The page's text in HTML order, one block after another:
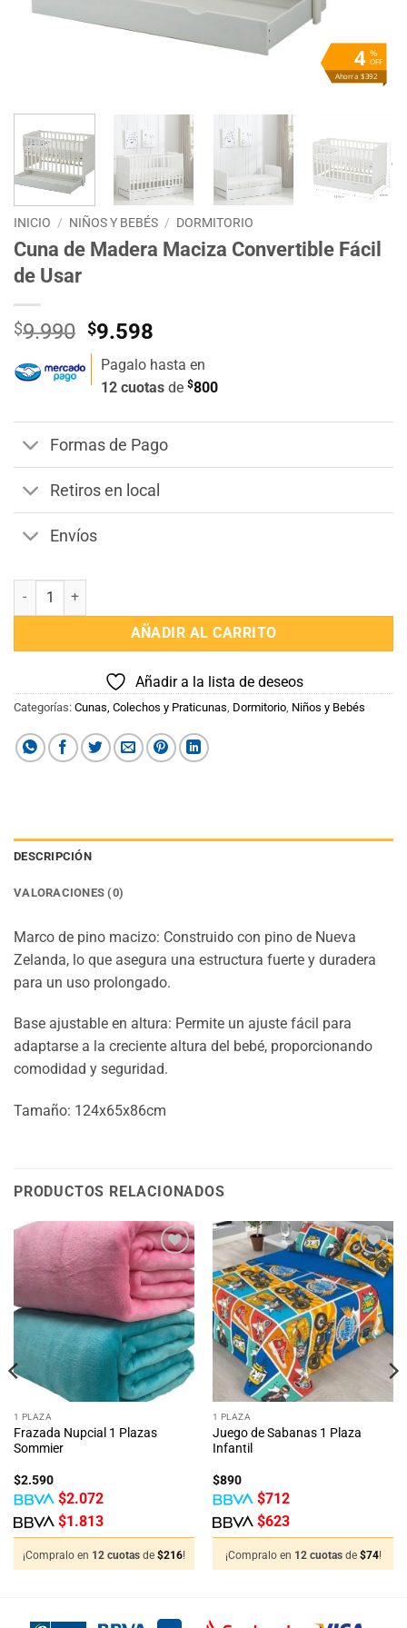
%
OFF
4
Ahorra $392
INICIO / NIÑOS Y BEBÉS / DORMITORIO
Cuna de Madera Maciza Convertible Fácil
de Usar
$9.990 El
precio
original
era:
$9.990.
$9.598
actual
es:
$9.598.
Pagalo hasta en
12 cuotas de $800
Formas de Pago
Retiros en local
Envíos
Cuna de Madera Maciza Convertible Fácil de Usar cantidad
AÑADIR AL CARRITO
Añadir a la lista de deseos
Categorías: Cunas, Colechos y Praticunas Dormitorio Niños y Bebés
DESCRIPCIÓN
VALORACIONES (0)
Marco de pino macizo: Construido con pino de Nueva
Zelanda, lo que asegura una estructura fuerte y duradera
para un uso prolongado.
Base ajustable en altura: Permite un ajuste fácil para
adaptarse a la creciente altura del bebé, proporcionando
comodidad y seguridad.
Tamaño: 124x65x86cm
PRODUCTOS RELACIONADOS
Añadir
a la
lista
de
deseos
1 PLAZA
Frazada Nupcial 1 Plazas
Sommier
$2.590
$2.072
$1.813
¡Compralo en 12 cuotas de $216!
Añadir
a la
lista
de
deseos
1 PLAZA
Juego de Sabanas 1 Plaza
Infantil
$890
$712
$623
¡Compralo en 12 cuotas de $74!